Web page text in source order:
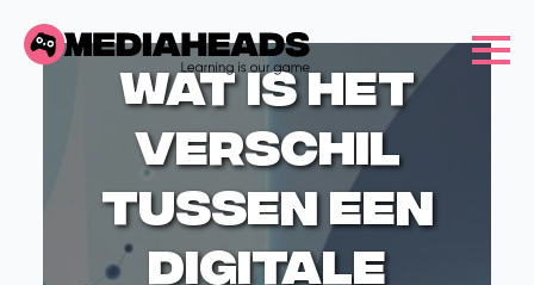
Wat is het
verschil
tussen een
digitale